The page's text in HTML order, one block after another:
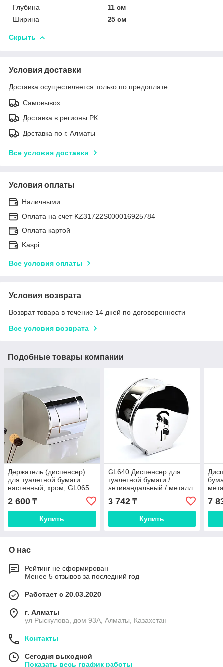
Глубина
11 см
Ширина
25 см
Скрыть
Условия доставки
Доставка осуществляется только по предоплате.
Самовывоз
Доставка в регионы РК
Доставка по г. Алматы
Все условия доставки
Условия оплаты
Наличными
Оплата на счет KZ31722S000016925784
Оплата картой
Kaspi
Все условия оплаты
Условия возврата
Возврат товара в течение 14 дней по договоренности
Все условия возврата
Подобные товары компании
Держатель (диспенсер)
для туалетной бумаги
настенный, хром, GL065
2 600 ₸
Купить
GL640 Диспенсер для
туалетной бумаги /
антивандальный / металл
3 742₸
Купить
7
О нас
Рейтинг не сформирован
Менее 5 отзывов за последний год
Работает с 20.03.2020
г. Алматы
ул Рыскулова, дом 93А, Алматы, Казахстан
Контакты
Сегодня выходной
Показать весь график работы